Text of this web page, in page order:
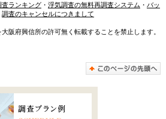
査ランキング・ 浮気調査の無料再調査システム ・ バッ
調査のキャンセルにつきまして
阪府興信所の許可無く転載することを禁止します。